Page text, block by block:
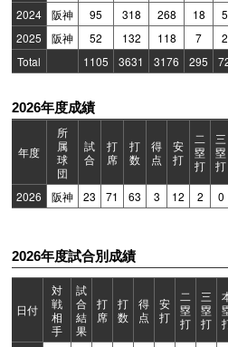
2024
阪神 95 318 268 18
2025
阪神 52 132 118 7
Total
1105 3631 3176 295
2026年度成績
年度
所
属
球
団
試
合
打
席
打
数
得
点
安
打
二
塁
打
三
塁
打
2026 阪神 23 71 63 3 12 2 0
2026年度試合別成績
日付
対
戦
相
手
試
合
結
果
打
席
打
数
得
点
安
打
二
塁
打
三
塁
打